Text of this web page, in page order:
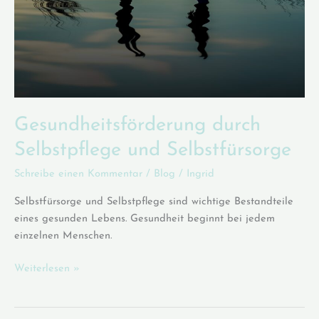
Gesundheitsförderung durch
Selbstpflege und Selbstfürsorge
Schreibe einen Kommentar / Blog / Ingrid
Selbstfürsorge und Selbstpflege sind wichtige Bestandteile
eines gesunden Lebens. Gesundheit beginnt bei jedem
einzelnen Menschen.
Gesundheitsförderung
Weiterlesen »